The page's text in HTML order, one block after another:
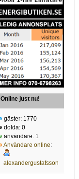
Online just nu!
gäster: 1770
dolda: 0
användare: 1
Användare online:
alexandergustafsson